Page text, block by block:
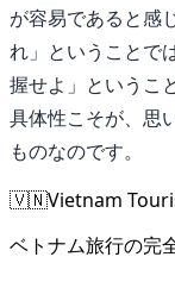
が容易であると感
れ」ということで
握せよ」というこ
具体性こそが、思
ものなのです。
🇻🇳Vietnam
ベトナム旅行の完